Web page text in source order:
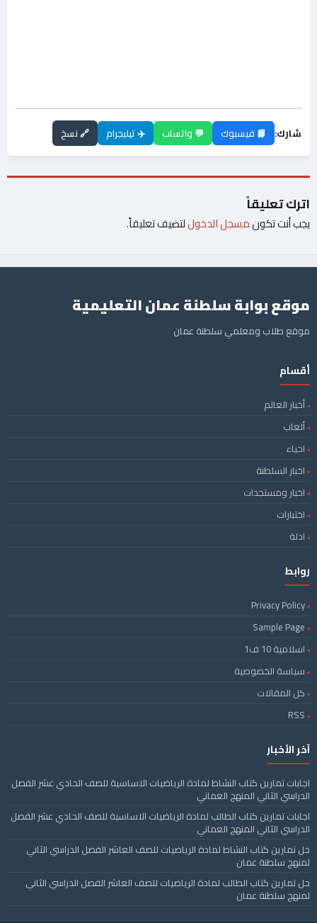
شارك: 📘 فيسبوك 💬 واتساب ✈️ تيليجرام 🔗 نسخ
اترك تعليقاً
يجب أنت تكونمسجل الدخوللتضيف تعليقاً.
موقع بوابة سلطنة عمان التعليمية
موقع طلاب ومعلمي سلطنة عمان
أقسام
أخبار العالم
ألعاب
احياء
اخبار السلطنة
اخبار ومستجدات
اختبارات
ادلة
روابط
Privacy Policy
Sample Page
اسلامية 10 ف1
سياسة الخصوصية
كل المقالات
RSS
آخر الأخبار
اجابات تمارين كتاب النشاط لمادة الرياضيات الاساسية للصف الحادي عشر الفصل
الدراسي الثاني المنهج العماني
اجابات تمارين كتاب الطالب لمادة الرياضيات الاساسية للصف الحادي عشر الفصل
الدراسي الثاني المنهج العماني
حل تمارين كتاب النشاط لمادة الرياضيات للصف العاشر الفصل الدراسي الثاني
لمنهج سلطنة عمان
حل تمارين كتاب الطالب لمادة الرياضيات للصف العاشر الفصل الدراسي الثاني
لمنهج سلطنة عمان